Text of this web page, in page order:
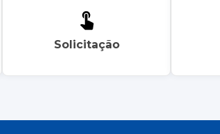
Solicitação